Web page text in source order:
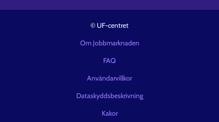
© UF-centret
Om Jobbmarknaden
FAQ
Användarvillkor
Dataskyddsbeskrivning
Kakor